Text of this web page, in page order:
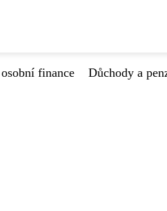
finance Důchody a